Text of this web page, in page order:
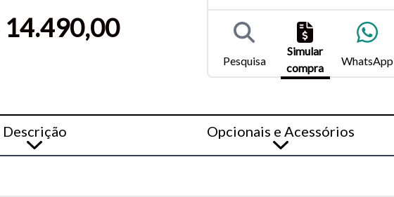
ou diminuir a fonte em nosso site, utilize os atalhos Ctrl+ (para
e Ctrl- (para diminuir) no seu teclado.
Fechar
14.490,00
Pesquisa
Simular
compra
WhatsApp
Descrição Opcionais e Acessórios